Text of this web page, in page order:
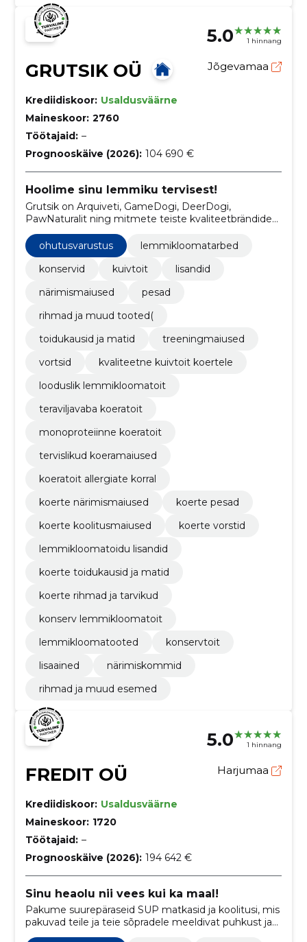
5.0 1 hinnang
GRUTSIK OÜ Jõgevamaa
Krediidiskoor: Usaldusväärne
Maineskoor: 2760
Töötajaid: –
Prognooskäive (2026): 104 690 €
Hoolime sinu lemmiku tervisest!
Grutsik on Arquiveti, GameDogi, DeerDogi,
PawNaturalit ning mitmete teiste kvaliteetbrändide
kõrge kvaliteedi ning võimalikult puhta tooreainega
tooteid lemmikloomadele. Anname endast kõik, et
ka allergikud, tundliku seedimisega ning ka
ohutusvarustus
lemmikloomatarbed
konservid
kuivtoit
lisandid
närimismaiused
pesad
rihmad ja muud tooted(
toidukausid ja matid
treeningmaiused
vortsid
kvaliteetne kuivtoit koertele
looduslik lemmikloomatoit
teraviljavaba koeratoit
monoproteiinne koeratoit
tervislikud koeramaiused
koeratoit allergiate korral
koerte närimismaiused
koerte pesad
koerte koolitusmaiused
koerte vorstid
lemmikloomatoidu lisandid
koerte toidukausid ja matid
koerte rihmad ja tarvikud
konserv lemmikloomatoit
lemmikloomatooted
konservtoit
lisaained
närimiskommid
rihmad ja muud esemed
5.0 1 hinnang
FREDIT OÜ Harjumaa
Krediidiskoor: Usaldusväärne
Maineskoor: 1720
Töötajaid: –
Prognooskäive (2026): 194 642 €
Sinu heaolu nii vees kui ka maal!
Pakume suurepäraseid SUP matkasid ja koolitusi, mis
pakuvad teile ja teie sõpradele meeldivat puhkust ja
põnevaid elamusi.